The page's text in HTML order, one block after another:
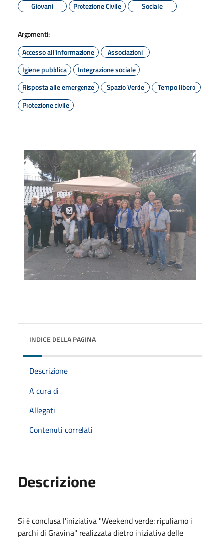
Giovani
Protezione Civile Sociale
Argomenti:
Accesso all'informazione
Associazioni
Igiene pubblica
Integrazione sociale
Risposta alle emergenze
Spazio Verde
Tempo libero
Protezione civile
INDICE DELLA PAGINA
Descrizione
A cura di
Allegati
Contenuti correlati
Descrizione
Si è conclusa l'iniziativa "Weekend verde: ripuliamo i
parchi di Gravina" realizzata dietro iniziativa delle